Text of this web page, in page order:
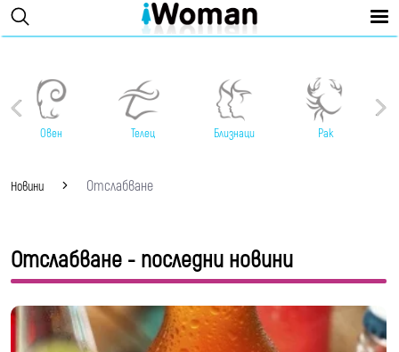
Овен Телец Близнаци Рак
Новини Отслабване
Отслабване - последни новини